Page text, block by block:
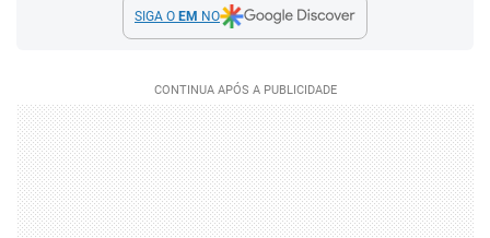
SIGA O EM NO